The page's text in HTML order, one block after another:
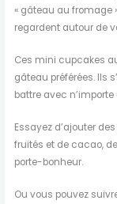
« gâteau au fromage
regardent autour de
Ces mini cupcakes
gâteau préférées. Ils
battre avec
Essayez d’ajouter
fruités et de cacao,
porte-bonheur.
Ou vous pouvez